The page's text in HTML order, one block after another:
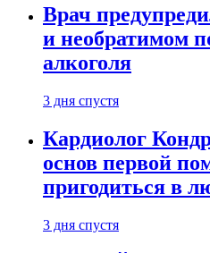
Врач
и необратимом
алкоголя
3 дня спустя
Кардиолог
основ первой
пригодиться в
3 дня спустя